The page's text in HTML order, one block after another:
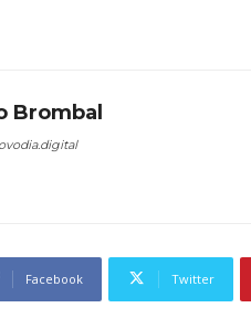
Brombal
Facebook Twitter